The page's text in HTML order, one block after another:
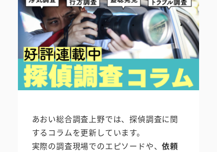
あおい総合調査上野では、探偵調査に関
するコラムを更新しています。
実際の調査現場でのエピソードや、依頼